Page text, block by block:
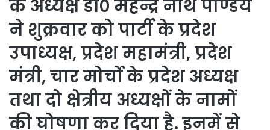
के अध्यक्ष डा0 महेन्द्र नाथ पाण्डेय
ने शुक्रवार को पार्टी के प्रदेश
उपाध्यक्ष, प्रदेश महामंत्री, प्रदेश
मंत्री, चार मोर्चो के प्रदेश अध्यक्ष
तथा दो क्षेत्रीय अध्यक्षों के नामों
की घोषणा कर दिया है. इनमें से